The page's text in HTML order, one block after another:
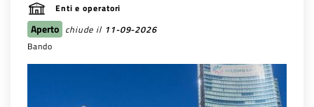
Enti e operatori
Aperto chiude il 11-09-2026
Bando